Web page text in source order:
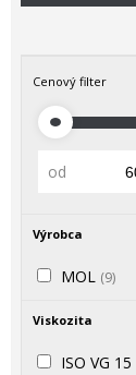
Cenový filter
od
Výrobca
MOL (9)
Viskozita
ISO VG 15